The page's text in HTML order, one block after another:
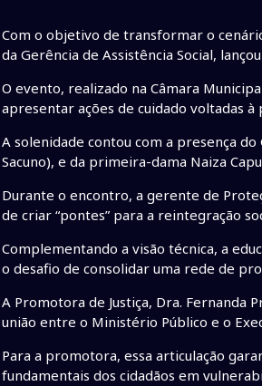
Com o objetivo de transformar o
da Gerência de Assistência Social,
O evento, realizado na Câmara
apresentar ações de cuidado voltadas
A solenidade contou com a presença
Sacuno), e da primeira-dama Naiza
Durante o encontro, a gerente de
de criar “pontes” para a reintegração
Complementando a visão técnica, a
o desafio de consolidar uma rede de
A Promotora de Justiça, Dra. Fernanda
união entre o Ministério Público e o
Para a promotora, essa articulação
fundamentais dos cidadãos em